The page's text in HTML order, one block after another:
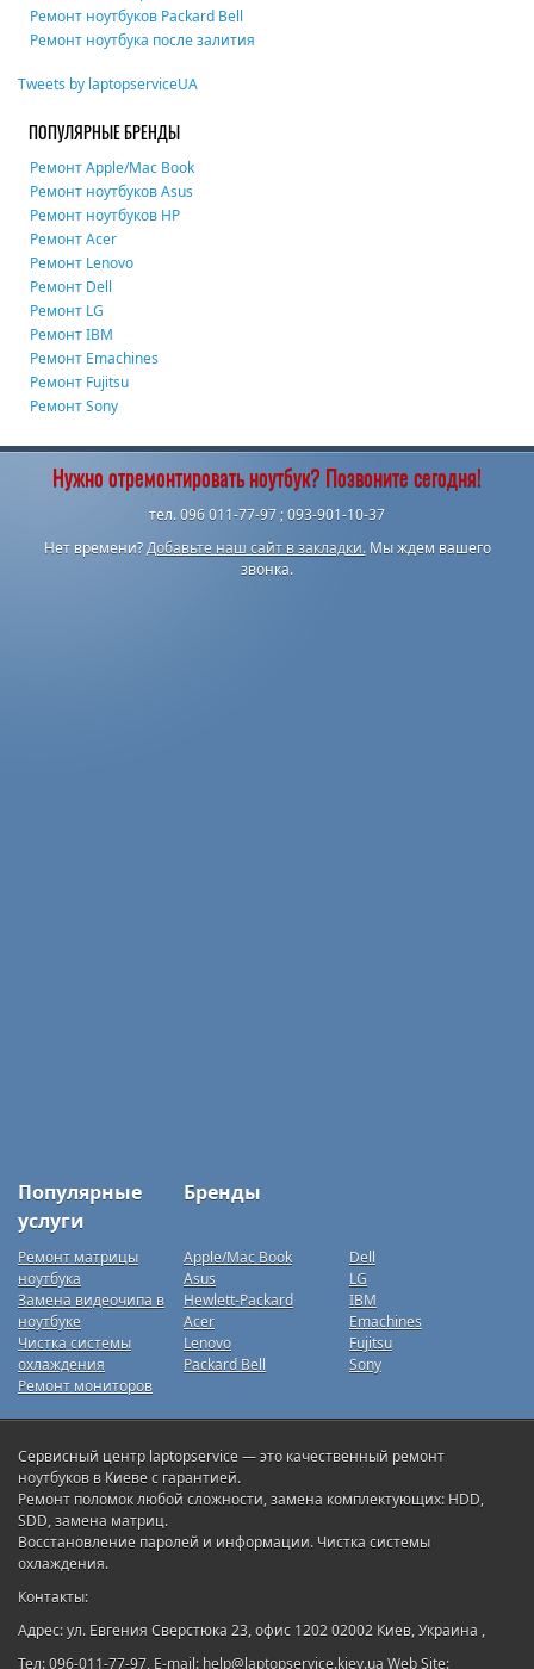
Ремонт ноутбуков Packard Bell
Ремонт ноутбука после залития
Tweets by laptopserviceUA
ПОПУЛЯРНЫЕ БРЕНДЫ
Ремонт Apple/Mac Book
Ремонт ноутбуков Asus
Ремонт ноутбуков HP
Ремонт Acer
Ремонт Lenovo
Ремонт Dell
Ремонт LG
Ремонт IBM
Ремонт Emachines
Ремонт Fujitsu
Ремонт Sony
Нужно отремонтировать ноутбук? Позвоните сегодня!
тел. 096 011-77-97 ; 093-901-10-37
Нет времени?Добавьте наш сайт в закладки.Мы ждем вашего
звонка.
Популярные
услуги
Бренды
Ремонт матрицы
ноутбука
Замена видеочипа в
ноутбуке
Чистка системы
охлаждения
Ремонт мониторов
Apple/Mac Book
Asus
Hewlett-Packard
Acer
Lenovo
Packard Bell
Dell
LG
IBM
Emachines
Fujitsu
Sony
Сервисный центр laptopservice — это качественный ремонт
ноутбуков в Киеве с гарантией.
Ремонт поломок любой сложности, замена комплектующих: HDD,
SDD, замена матриц.
Восстановление паролей и информации. Чистка системы
охлаждения.
Контакты:
Адрес: ул. Евгения Сверстюка 23, офис 1202 02002 Киев, Украина ,
Тел: 096-011-77-97, E-mail: help@laptopservice.kiev.ua Web Site: